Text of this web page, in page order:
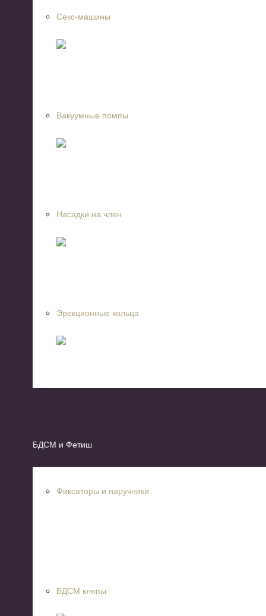
Секс-машины
Вакуумные помпы
Насадки на член
Эрекционные кольца
БДСМ и Фетиш
Фиксаторы и наручники
БДСМ кляпы